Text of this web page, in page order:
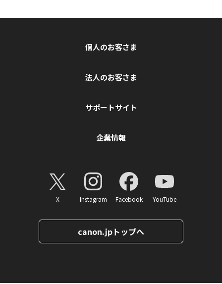
個人のお客さま
法人のお客さま
サポートサイト
企業情報
X Instagram Facebook YouTube
canon.jpトップへ